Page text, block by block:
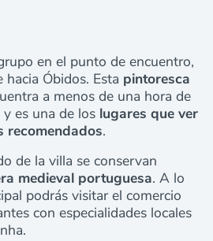
en el punto de encuentro,
Óbidos. Esta pintoresca
a menos de una hora de
es una de los lugares que ver
recomendados.
de la villa se conservan
medieval portuguesa. A lo
podrás visitar el comercio
con especialidades locales